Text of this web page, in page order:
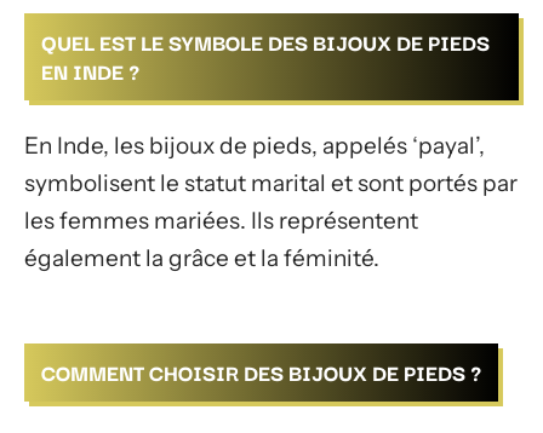
QUEL EST LE SYMBOLE DES BIJOUX DE PIEDS
EN INDE ?
En Inde, les bijoux de pieds, appelés ‘payal’,
symbolisent le statut marital et sont portés par
les femmes mariées. Ils représentent
également la grâce et la féminité.
COMMENT CHOISIR DES BIJOUX DE PIEDS ?